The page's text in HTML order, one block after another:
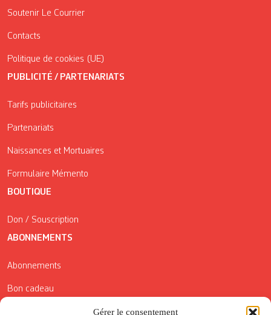
Gérer le consentement
Soutenir Le Courrier
Contacts
Politique de cookies (UE)
PUBLICITÉ / PARTENARIATS
Tarifs publicitaires
Partenariats
Naissances et Mortuaires
Formulaire Mémento
BOUTIQUE
Don / Souscription
ABONNEMENTS
Abonnements
Bon cadeau
Conditions générales de vente